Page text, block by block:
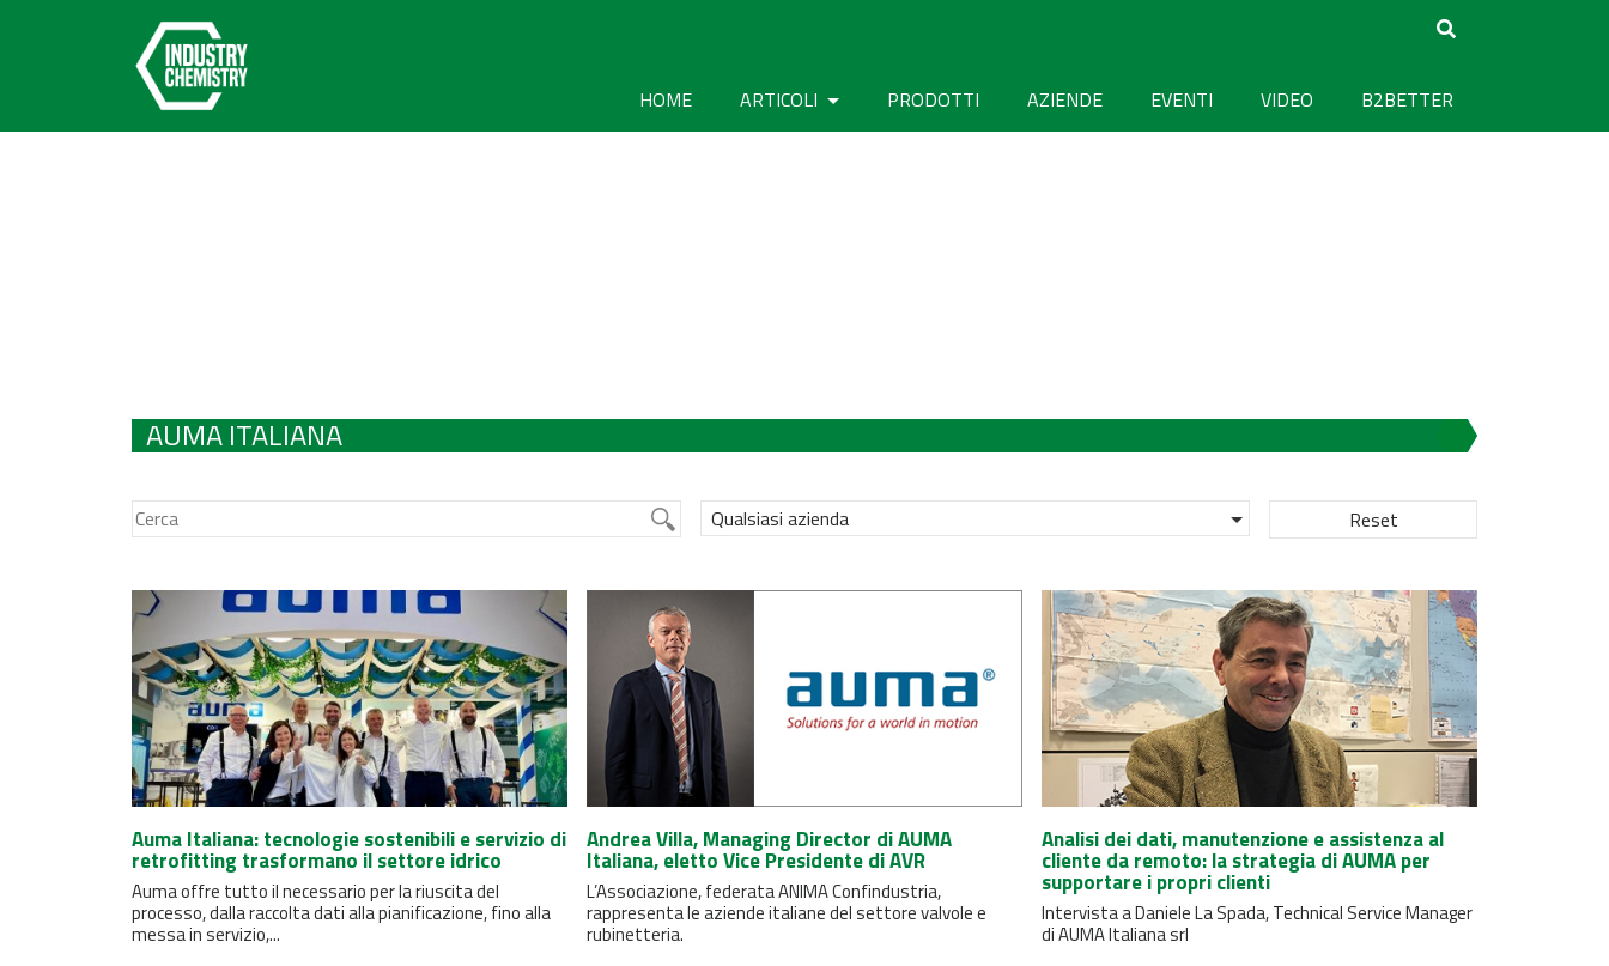
HOME ARTICOLI PRODOTTI AZIENDE EVENTI VIDEO B2BETTER
AUMA ITALIANA
Qualsiasi azienda Reset
Auma Italiana: tecnologie sostenibili e servizio di
retrofitting trasformano il settore idrico
Auma offre tutto il necessario per la riuscita del
processo, dalla raccolta dati alla pianificazione, fino alla
messa in servizio,...
Andrea Villa, Managing Director di AUMA
Italiana, eletto Vice Presidente di AVR
L’Associazione, federata ANIMA Confindustria,
rappresenta le aziende italiane del settore valvole e
rubinetteria.
Analisi dei dati, manutenzione e assistenza al
cliente da remoto: la strategia di AUMA per
supportare i propri clienti
Intervista a Daniele La Spada, Technical Service Manager
di AUMA Italiana srl